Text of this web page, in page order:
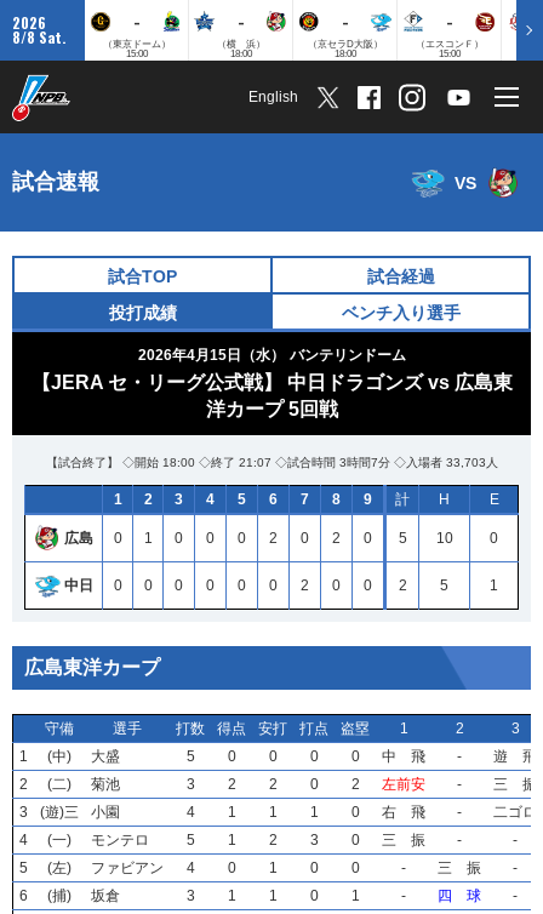
2026
8/8 Sat.
-
（東京ドーム）
15:00
-
（横 浜）
18:00
-
（京セラD大阪）
18:00
-
（エスコンＦ）
15:00
English
試合速報 VS
試合TOP
試合経過
投打成績
ベンチ入り選手
2026年4月15日（水） バンテリンドーム
【JERA セ・リーグ公式戦】 中日ドラゴンズ vs 広島東
洋カープ 5回戦
【試合終了】 ◇開始 18:00 ◇終了 21:07 ◇試合時間 3時間7分 ◇入場者 33,703人
1 2 3 4 5 6 7 8 9 計 H E
広島 0 1 0 0 0 2 0 2 0 5 10 0
中日 0 0 0 0 0 0 2 0 0 2 5 1
広島東洋カープ
守備 選手 打数 得点 安打 打点 盗塁 1 2
3
1
(中) 大盛 5 0 0 0 0 中 飛 -
遊 飛
2
(二) 菊池 3 2 2 0 2 左前安 -
三 振
3
(遊)三 小園 4 1 1 1 0 右 飛 -
二ゴロ
4
(一) モンテロ 5 1 2 3 0 三 振 -
-
5
(左) ファビアン 4 0 1 0 0 - 三 振
-
6
(捕) 坂倉 3 1 1 0 1 - 四 球
-
守備 選手 打数 得点 安打 打点 盗塁 1 2
3
1
(中) 大盛 5 0 0 0 0 中 飛 -
遊 飛
2
(二) 菊池 3 2 2 0 2 左前安 -
三 振
3
(遊)三 小園 4 1 1 1 0 右 飛 -
二ゴロ
4
(一) モンテロ 5 1 2 3 0 三 振 -
-
5
(左) ファビアン 4 0 1 0 0 - 三 振
-
6
(捕) 坂倉 3 1 1 0 1 - 四 球
-
守備 選手 打数 得点 安打 打点 盗塁 1 2
3
1
(中) 大盛 5 0 0 0 0 中 飛 -
遊 飛
2
(二) 菊池 3 2 2 0 2 左前安 -
三 振
3
(遊)三 小園 4 1 1 1 0 右 飛 -
二ゴロ
4
(一) モンテロ 5 1 2 3 0 三 振 -
-
5
(左) ファビアン 4 0 1 0 0 - 三 振
-
6
(捕) 坂倉 3 1 1 0 1 - 四 球
-
守備 選手 打数 得点 安打 打点 盗塁 1 2
3
1
(中) 大盛 5 0 0 0 0 中 飛 -
遊 飛
2
(二) 菊池 3 2 2 0 2 左前安 -
三 振
3
(遊)三 小園 4 1 1 1 0 右 飛 -
二ゴロ
4
(一) モンテロ 5 1 2 3 0 三 振 -
-
5
(左) ファビアン 4 0 1 0 0 - 三 振
-
6
(捕) 坂倉 3 1 1 0 1 - 四 球
-